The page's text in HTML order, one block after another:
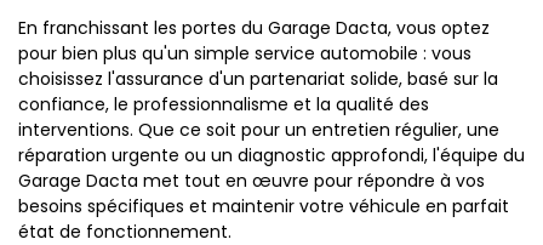
En franchissant les portes du Garage Dacta, vous optez
pour bien plus qu'un simple service automobile : vous
choisissez l'assurance d'un partenariat solide, basé sur la
confiance, le professionnalisme et la qualité des
interventions. Que ce soit pour un entretien régulier, une
réparation urgente ou un diagnostic approfondi, l'équipe du
Garage Dacta met tout en œuvre pour répondre à vos
besoins spécifiques et maintenir votre véhicule en parfait
état de fonctionnement.